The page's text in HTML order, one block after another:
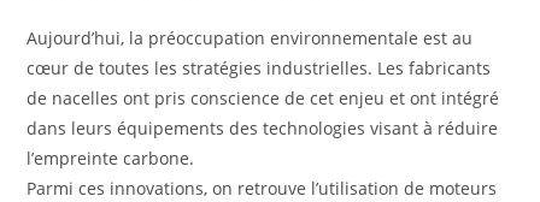
Aujourd’hui, la préoccupation environnementale est au
cœur de toutes les stratégies industrielles. Les fabricants
de nacelles ont pris conscience de cet enjeu et ont intégré
dans leurs équipements des technologies visant à réduire
l’empreinte carbone.
Parmi ces innovations, on retrouve l’utilisation de moteurs